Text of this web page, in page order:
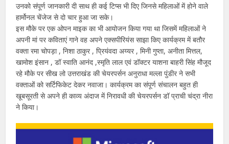
उनको संपूर्ण जानकारी दी साथ ही कई टिप्स भी दिए जिनसे महिलाओं में होने वाले
हार्मोनल चेंजेज से दो चार हुआ जा सके।
इस मौके पर एक ओपन माइक का भी आयोजन किया गया था जिसमें महिलाओं ने
अपनी मां पर कविताएं गाने वह अपने एक्सपीरियंस साझा किए कार्यक्रम में बतौर
वक्ता रमा चोपड़ा , निशा ठाकुर , प्रियंवदा अय्यर , मिनी गुप्ता, अनीता मित्तल,
खामोश इंसान , डॉ स्वाति आनंद ,स्मृति लाल एवं डॉक्टर याशना बाहरी सिंह मौजूद
रहे मौके पर सीख लो उत्तराखंड की चेयरपर्सन अनुराधा मल्ला पुंडीर ने सभी
वक्ताओं को सर्टिफिकेट देकर नवाजा। कार्यक्रम का संपूर्ण संचालन बहुत ही
खूबसूरती से अपने ही काव्य अंदाज में निरावधी की चेयरपर्सन डॉ प्राची चंद्रा नीरा
ने किया।